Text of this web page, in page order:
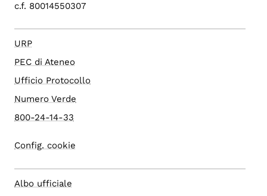
c.f. 80014550307
URP
PEC di Ateneo
Ufficio Protocollo
Numero Verde
800-24-14-33
Config. cookie
Albo ufficiale